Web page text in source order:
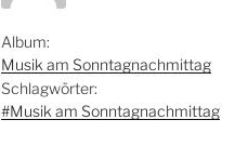
Album:
Musik am Sonntagnachmittag
Schlagwörter:
#Musik am Sonntagnachmittag